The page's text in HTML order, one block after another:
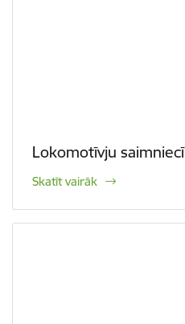
Lokomotīvju
Skatīt vairāk